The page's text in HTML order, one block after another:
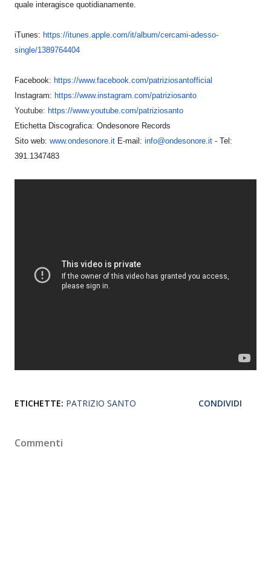
quale interagisce quotidianamente.
iTunes: https://itunes.apple.com/it/al bum/cercami-adesso-
single/1389764404
Facebook: https://www.facebook.com/patriziosantofficial
Instagram: https://www.instagram.com/patriziosanto
Youtube: https://www.youtube.com/patriziosanto
Etichetta Discografica: Ondesonore Records
Sito web: www.ondesonore.it E-mail: info@ondesonore.it - Tel:
391.1347483
ETICHETTE: PATRIZIO SANTO CONDIVIDI
Commenti